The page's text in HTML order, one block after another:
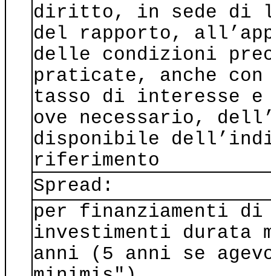
diritto, in sede di
del rapporto,
delle condizioni
praticate, anche
tasso di interesse e
ove necessario,
disponibile
riferimento
Spread:
per finanziamenti di
investimenti durata
anni (5 anni se